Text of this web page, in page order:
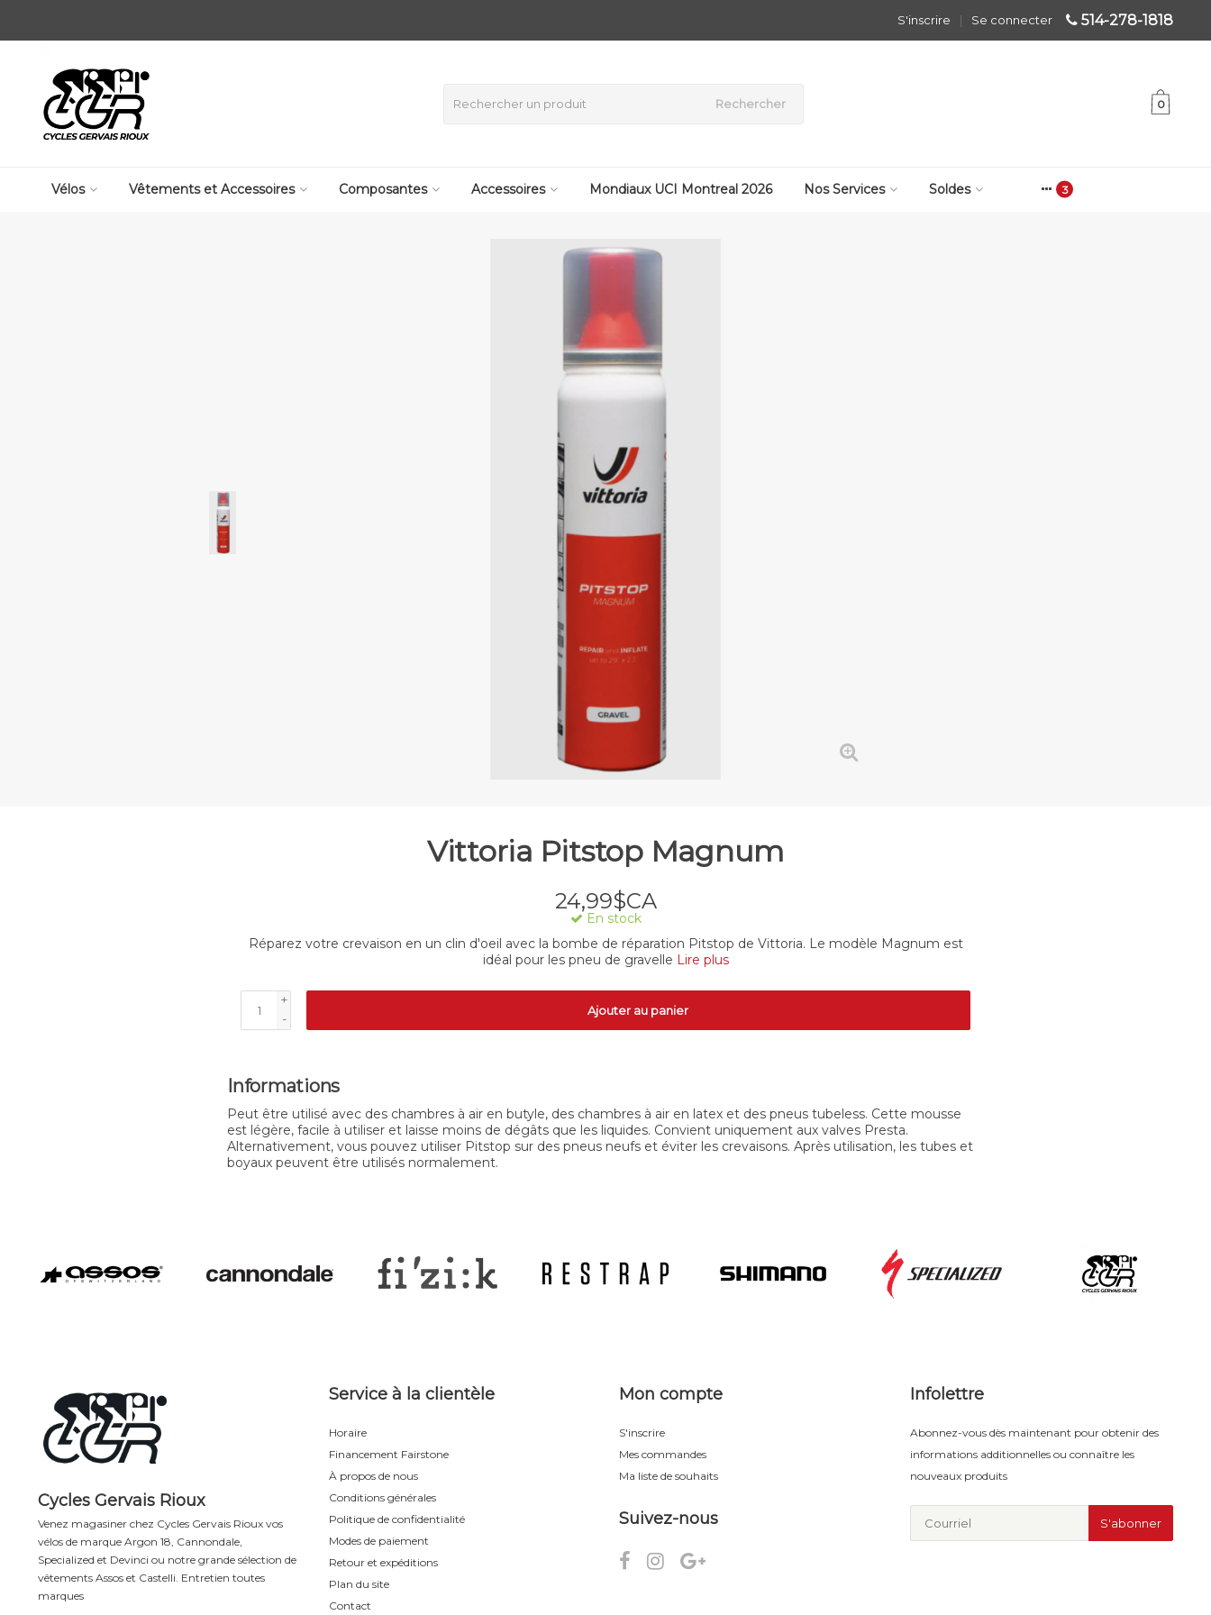
514-278-1818
Se connecter
|
S'inscrire
Rechercher 0
Vélos Vêtements et Accessoires Composantes Accessoires Mondiaux UCI Montreal 2026 Nos Services Soldes
Vittoria Pitstop Magnum
24,99$CA
En stock
Réparez votre crevaison en un clin d'oeil avec la bombe de réparation Pitstop de Vittoria. Le modèle Magnum est
idéal pour les pneu de gravelle Lire plus
+
-
Ajouter au panier
Informations
Peut être utilisé avec des chambres à air en butyle, des chambres à air en latex et des pneus tubeless. Cette mousse
est légère, facile à utiliser et laisse moins de dégâts que les liquides. Convient uniquement aux valves Presta.
Alternativement, vous pouvez utiliser Pitstop sur des pneus neufs et éviter les crevaisons. Après utilisation, les tubes et
boyaux peuvent être utilisés normalement.
Cycles Gervais Rioux
Venez magasiner chez Cycles Gervais Rioux vos
vélos de marque Argon 18, Cannondale,
Specialized et Devinci ou notre grande sélection de
vêtements Assos et Castelli. Entretien toutes
marques
Service à la clientèle
Horaire
Financement Fairstone
À propos de nous
Conditions générales
Politique de confidentialité
Modes de paiement
Retour et expéditions
Plan du site
Contact
Mon compte
S'inscrire
Mes commandes
Ma liste de souhaits
Suivez-nous
Infolettre
Abonnez-vous dès maintenant pour obtenir des
informations additionnelles ou connaître les
nouveaux produits
S'abonner